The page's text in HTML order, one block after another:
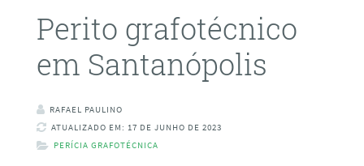
Perito grafotécnico
em Santanópolis
RAFAEL PAULINO
ATUALIZADO EM: 17 DE JUNHO DE 2023
PERÍCIA GRAFOTÉCNICA